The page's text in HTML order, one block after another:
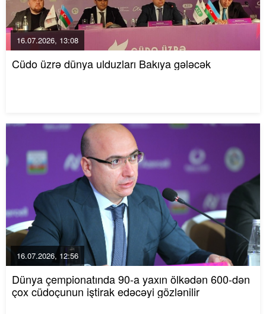
16.07.2026, 13:08
Cüdo üzrə dünya ulduzları Bakıya gələcək
16.07.2026, 12:56
Dünya çempionatında 90-a yaxın ölkədən 600-dən
çox cüdoçunun iştirak edəcəyi gözlənilir